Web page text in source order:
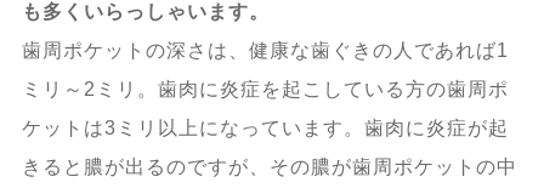
も多くいらっしゃいます。
歯周ポケットの深さは、健康な歯ぐきの人であれば1
ミリ～2ミリ。歯肉に炎症を起こしている方の歯周ポ
ケットは3ミリ以上になっています。歯肉に炎症が起
きると膿が出るのですが、その膿が歯周ポケットの中